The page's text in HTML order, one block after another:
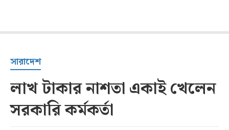
সারাদেশ
লাখ টাকার নাশতা একাই খেলেন
সরকারি কর্মকর্তা